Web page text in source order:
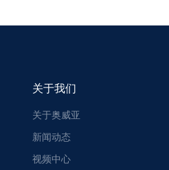
关于我们
关于奥威亚
新闻动态
视频中心